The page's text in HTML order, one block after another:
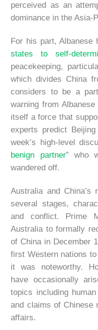
perceived as an
dominance in the Asia-
For his part, Albanese
states to self-
peacekeeping,
which divides China
considers to be a
warning from
itself a force that
experts predict
week’s high-level
benign partner” who
wandered off.
Australia and China’s
several stages,
and conflict. Prime
Australia to formally
of China in December
first Western nations
it was noteworthy.
have occasionally
topics including
and claims of Chinese
affairs.